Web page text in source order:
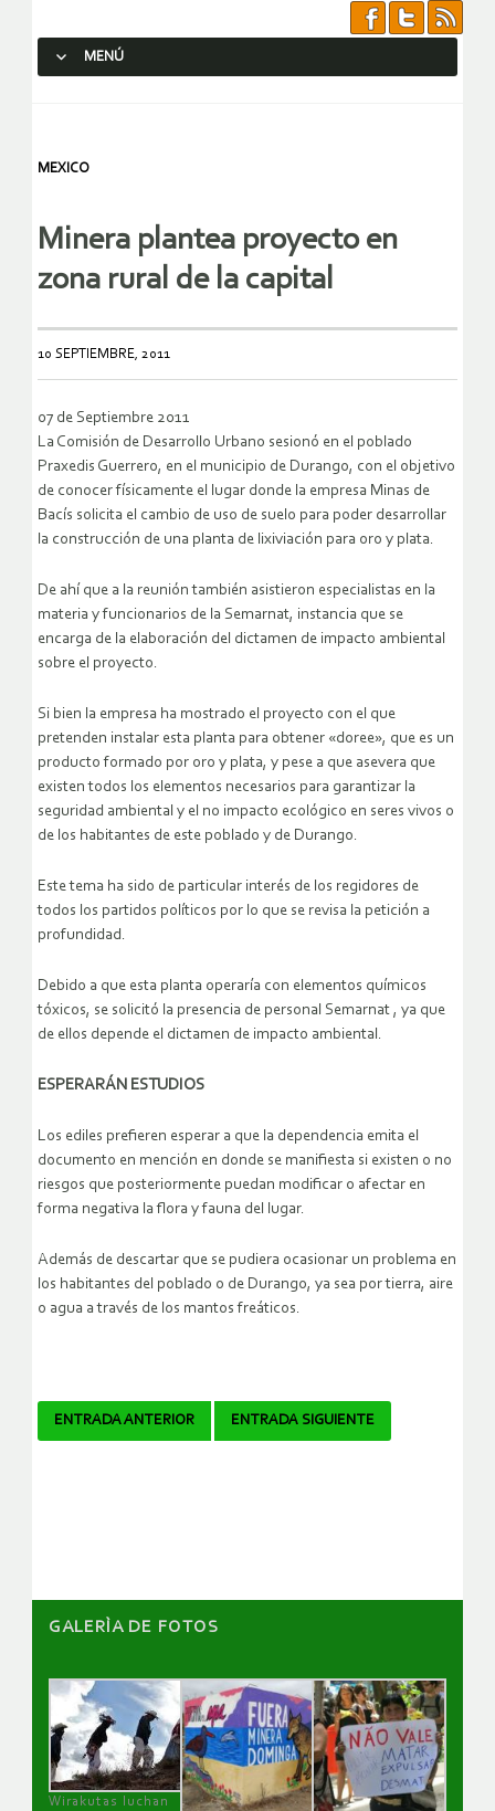
MENÚ
MEXICO
Minera plantea proyecto en
zona rural de la capital
10 SEPTIEMBRE, 2011
07 de Septiembre 2011
La Comisión de Desarrollo Urbano sesionó en el poblado
Praxedis Guerrero, en el municipio de Durango, con el objetivo
de conocer físicamente el lugar donde la empresa Minas de
Bacís solicita el cambio de uso de suelo para poder desarrollar
la construcción de una planta de lixiviación para oro y plata.
De ahí que a la reunión también asistieron especialistas en la
materia y funcionarios de la Semarnat, instancia que se
encarga de la elaboración del dictamen de impacto ambiental
sobre el proyecto.
Si bien la empresa ha mostrado el proyecto con el que
pretenden instalar esta planta para obtener «doree», que es un
producto formado por oro y plata, y pese a que asevera que
existen todos los elementos necesarios para garantizar la
seguridad ambiental y el no impacto ecológico en seres vivos o
de los habitantes de este poblado y de Durango.
Este tema ha sido de particular interés de los regidores de
todos los partidos políticos por lo que se revisa la petición a
profundidad.
Debido a que esta planta operaría con elementos químicos
tóxicos, se solicitó la presencia de personal Semarnat , ya que
de ellos depende el dictamen de impacto ambiental.
ESPERARÁN ESTUDIOS
Los ediles prefieren esperar a que la dependencia emita el
documento en mención en donde se manifiesta si existen o no
riesgos que posteriormente puedan modificar o afectar en
forma negativa la flora y fauna del lugar.
Además de descartar que se pudiera ocasionar un problema en
los habitantes del poblado o de Durango, ya sea por tierra, aire
o agua a través de los mantos freáticos.
Navegador
ENTRADA ANTERIOR ENTRADA SIGUIENTE
GALERÌA DE FOTOS
Wirakutas luchan